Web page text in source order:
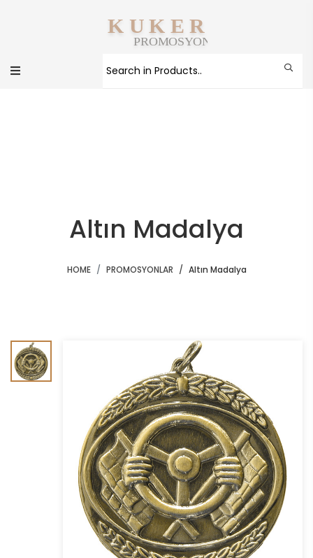
Altın Madalya
HOME PROMOSYONLAR Altın Madalya